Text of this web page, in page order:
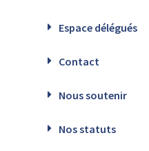
Espace délégués
Contact
Nous soutenir
Nos statuts